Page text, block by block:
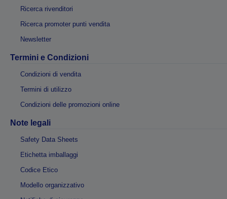
Ricerca rivenditori
Ricerca promoter punti vendita
Newsletter
Termini e Condizioni
Condizioni di vendita
Termini di utilizzo
Condizioni delle promozioni online
Note legali
Safety Data Sheets
Etichetta imballaggi
Codice Etico
Modello organizzativo